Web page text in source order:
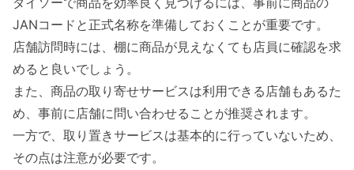
JANコードと正式名称を準備しておくことが重要です。
店舗訪問時には、棚に商品が見えなくても店員に確認を求
めると良いでしょう。
また、商品の取り寄せサービスは利用できる店舗もあるた
め、事前に店舗に問い合わせることが推奨されます。
一方で、取り置きサービスは基本的に行っていないため、
その点は注意が必要です。